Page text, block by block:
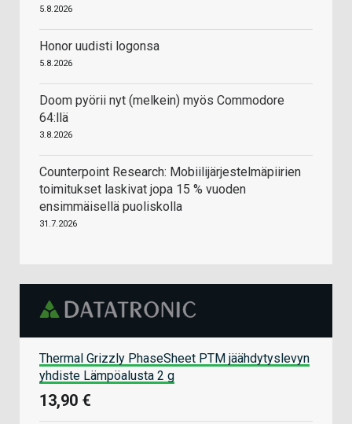
5.8.2026
Honor uudisti logonsa
5.8.2026
Doom pyörii nyt (melkein) myös Commodore
64:llä
3.8.2026
Counterpoint Research: Mobiilijärjestelmäpiirien
toimitukset laskivat jopa 15 % vuoden
ensimmäisellä puoliskolla
31.7.2026
Thermal Grizzly PhaseSheet PTM jäähdytyslevyn
yhdiste Lämpöalusta 2 g
13,90 €